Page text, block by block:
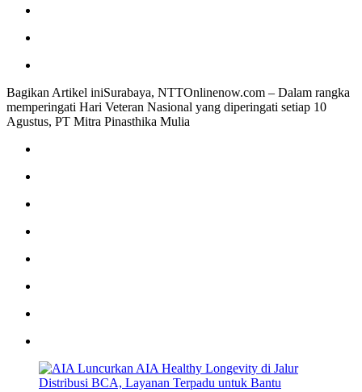
Bagikan Artikel iniSurabaya, NTTOnlinenow.com – Dalam rangka
memperingati Hari Veteran Nasional yang diperingati setiap 10
Agustus, PT Mitra Pinasthika Mulia